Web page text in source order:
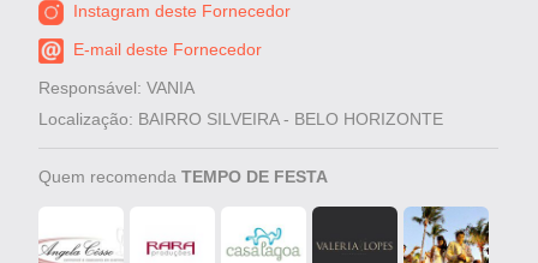
Instagram deste Fornecedor
E-mail deste Fornecedor
Responsável: VANIA
Localização: BAIRRO SILVEIRA - BELO HORIZONTE
Quem recomendaTEMPO DE FESTA